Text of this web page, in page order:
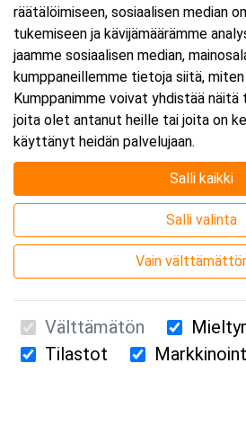
Suomen Ensiapukoulutus Oy /
räätälöimiseen, sosiaalisen median
tukemiseen ja kävijämäärämme
jaamme sosiaalisen median,
kumppaneillemme tietoja siitä,
Kumppanimme voivat yhdistää
joita olet antanut heille tai joita on
käyttänyt heidän palvelujaan.
Salli kaikki
Salli valinta
Vain
Välttämätön
Tilastot